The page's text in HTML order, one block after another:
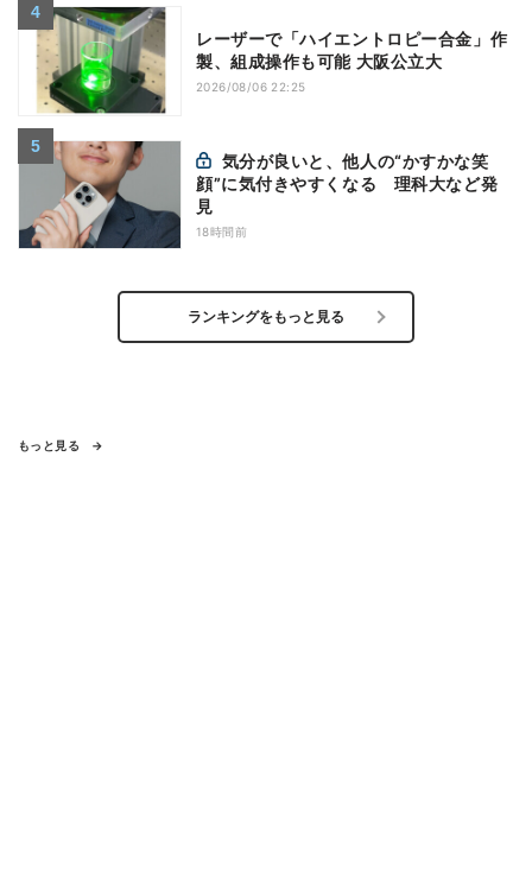
レーザーで「ハイエントロピー合金」作
製、組成操作も可能 大阪公立大
2026/08/06 22:25
顔”に気付きやすくなる 理科大など発
見
18時間前
ランキングをもっと見る
もっと見る